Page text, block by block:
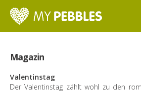
Magazin
Valentinstag
Der Valentinstag zählt wohl zu den